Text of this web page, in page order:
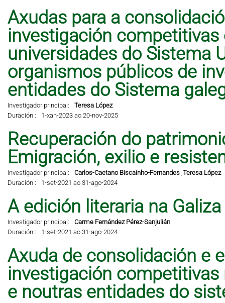
Axudas para a
investigación
universidades do Sistema
organismos públicos de
entidades do Sistema
Investigador principal:
Teresa López
Duración :
1-xan-2023 ao 20-nov-2025
Recuperación do
Emigración, exilio e
Investigador principal: Carlos-Caetano Biscainho-Fernandes,Teresa López
Duración :
1-set-2021 ao 31-ago-2024
A edición literaria na
Investigador principal:
Carme Fernández Pérez-Sanjulián
Duración :
1-set-2021 ao 31-ago-2024
Axuda de consolidación e
investigación competitivas
e noutras entidades do